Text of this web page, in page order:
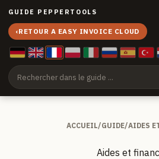
GUIDE PEPPERTOOLS
‹RETOUR A EASY INVOICE CLOUD
ACCUEIL/GUIDE/AIDES
Aides et